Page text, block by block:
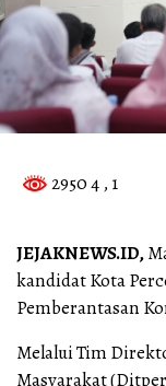
2950 4 , 1
JEJAKNEWS.ID,
kandidat Kota
Pemberantasan
Melalui Tim
Masyarakat